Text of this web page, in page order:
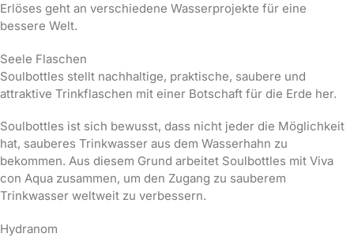
Erlöses geht an verschiedene Wasserprojekte für eine
bessere Welt.
Seele Flaschen
Soulbottles stellt nachhaltige, praktische, saubere und
attraktive Trinkflaschen mit einer Botschaft für die Erde her.
Soulbottles ist sich bewusst, dass nicht jeder die Möglichkeit
hat, sauberes Trinkwasser aus dem Wasserhahn zu
bekommen. Aus diesem Grund arbeitet Soulbottles mit Viva
con Aqua zusammen, um den Zugang zu sauberem
Trinkwasser weltweit zu verbessern.
Hydranom